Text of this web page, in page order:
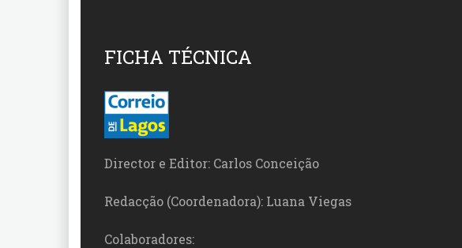
FICHA TÉCNICA
Director e Editor: Carlos Conceição
Redacção (Coordenadora): Luana Viegas
Colaboradores: